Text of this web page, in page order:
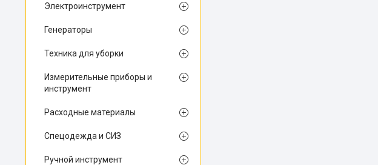
Электроинструмент
Генераторы
Техника для уборки
Измерительные приборы и
инструмент
Расходные материалы
Спецодежда и СИЗ
Ручной инструмент